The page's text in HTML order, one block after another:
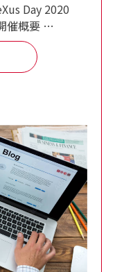
Day 2020
催概要 …